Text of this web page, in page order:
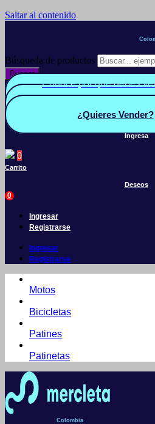
Saltar al contenido
Búsqueda de productos
Buscar
Conoce por qué debes
Quiero Vender
¿Quieres Vender?
Ingresa
0
Carrito
Deseos
0
Ingresar
Registrarse
Ingresar
Registrarse
Motos
Bicicletas
Patines
Patinetas
Colombia